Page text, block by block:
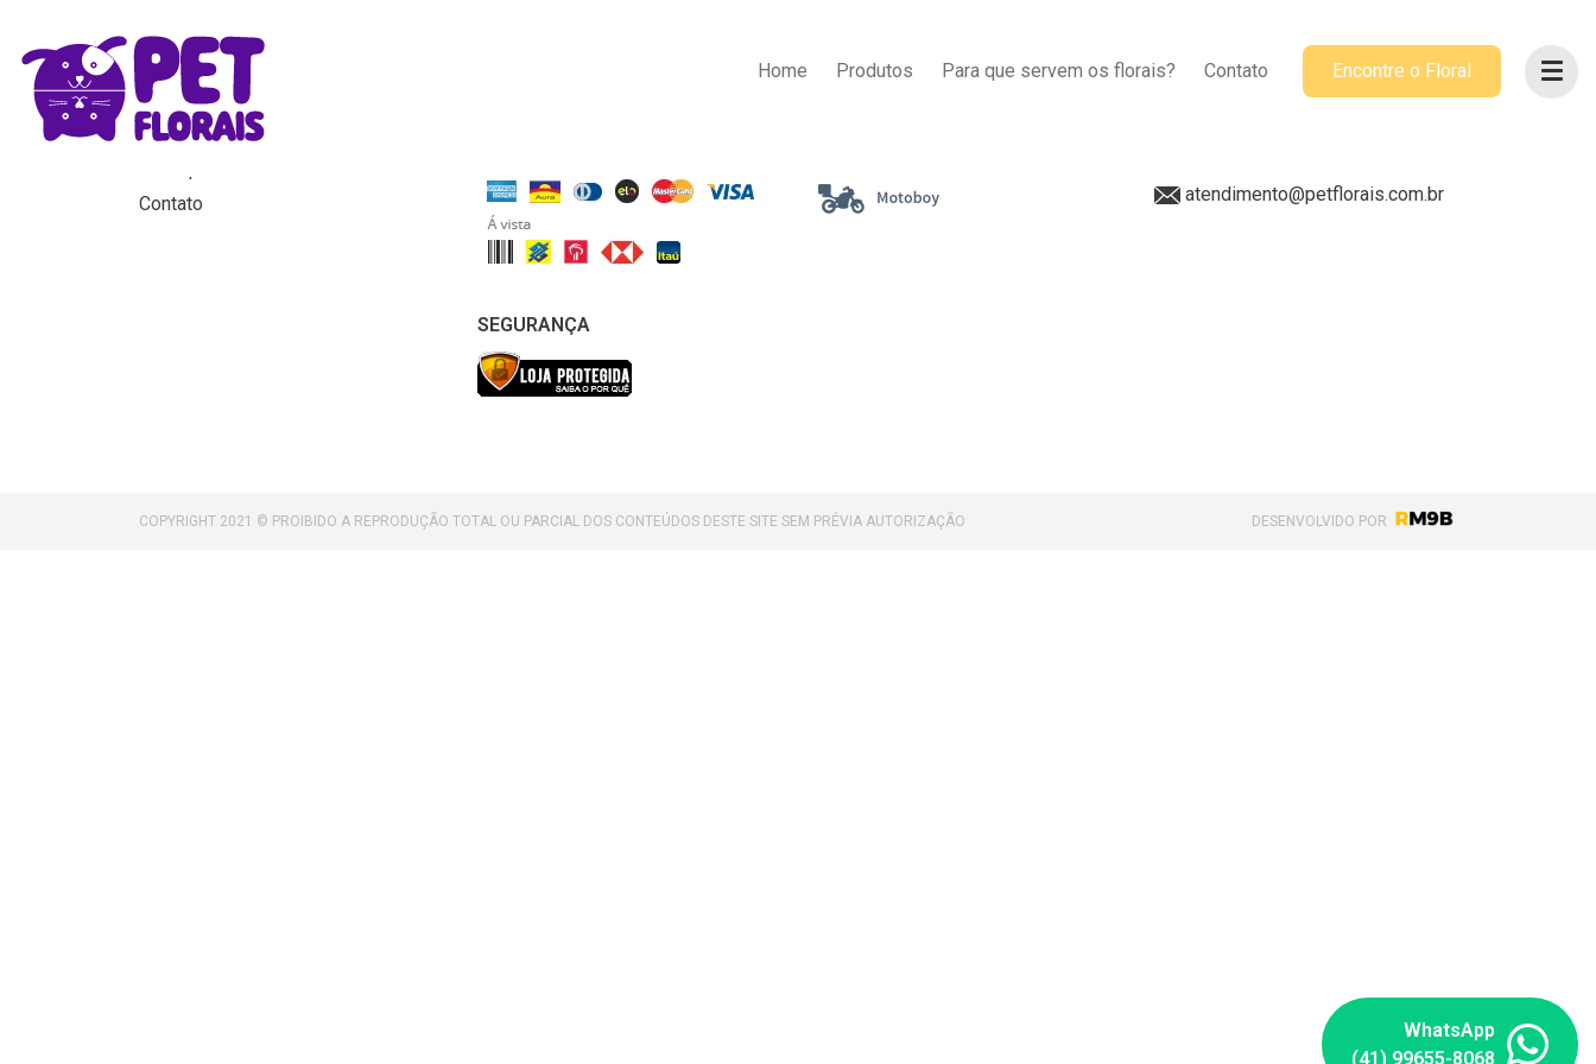
Home Produtos Para que servem os florais? Contato Encontre o Floral
MENU
Home
Produtos
Contato
SEGURANÇA
ENTREGA
ACOMPANHE-NOS
@petflorais
atendimento@petflorais.com.br
COPYRIGHT 2021 © PROIBIDO A REPRODUÇÃO TOTAL OU PARCIAL DOS CONTEÚDOS DESTE SITE SEM PRÉVIA AUTORIZAÇÃO DESENVOLVIDO POR
WhatsApp
(41) 99655-8068